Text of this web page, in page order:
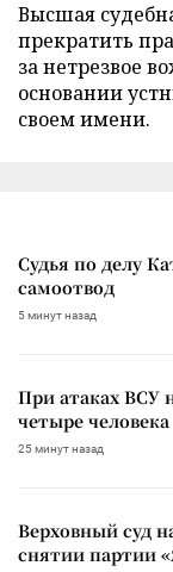
Высшая
прекратить
за нетрезвое
основании
своем имени.
Судья по делу
самоотвод
5 минут назад
При атаках ВСУ
четыре человека
25 минут назад
Верховный суд
снятии партии